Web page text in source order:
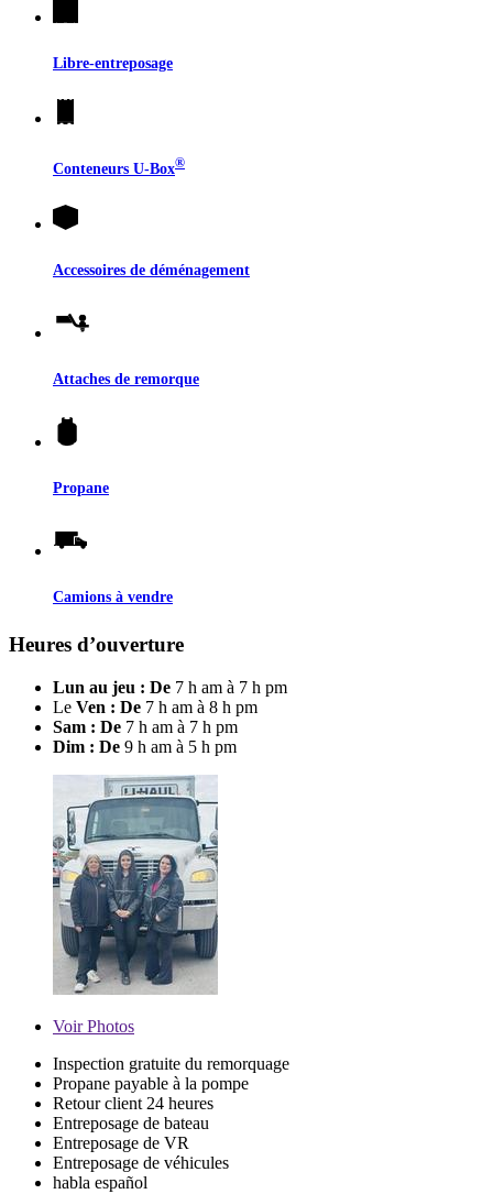
Libre-entreposage
Conteneurs U-Box®
Accessoires de déménagement
Attaches de remorque
Propane
Camions à vendre
Heures d’ouverture
Lun au jeu : De 7 h am à 7 h pm
Le Ven : De 7 h am à 8 h pm
Sam : De 7 h am à 7 h pm
Dim : De 9 h am à 5 h pm
VoirPhotos
Inspection gratuite du remorquage
Propane payable à la pompe
Retour client 24 heures
Entreposage de bateau
Entreposage de VR
Entreposage de véhicules
habla español